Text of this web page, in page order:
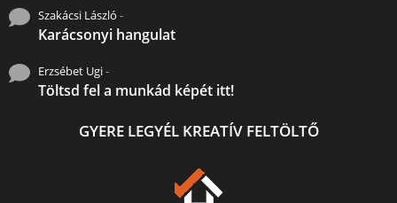
Szakácsi László -
Karácsonyi hangulat
Erzsébet Ugi-
Töltsd fel a munkád képét itt!
GYERE LEGYÉL KREATÍV FELTÖLTŐ